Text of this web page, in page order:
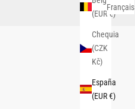
(EUR €)
Chequia
(CZK
Kč)
España
(EUR €)
Français